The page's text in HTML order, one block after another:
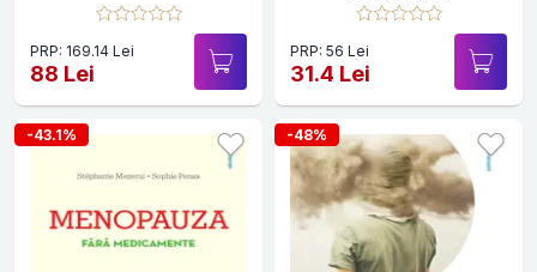
PRP: 169.14 Lei
88 Lei
PRP: 56 Lei
31.4 Lei
-43.1% -48%